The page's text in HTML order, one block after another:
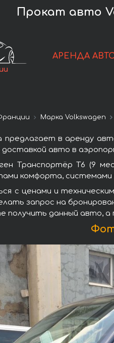
Прокат авто
АРЕНДА
Марка Volkswagen
предлагает в аренду
авто в
Транспортёр T6 (9
комфорта,
с ценами и
запрос на
получить данный авто,